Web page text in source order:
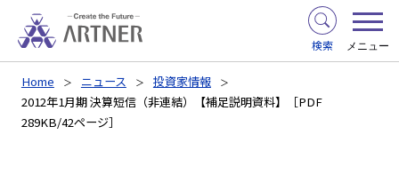
検索 メニュー
Home ニュース
投資家情報
2012年1月期 決算短信（非連結）【補足説明資料】［PDF
289KB/42ページ］